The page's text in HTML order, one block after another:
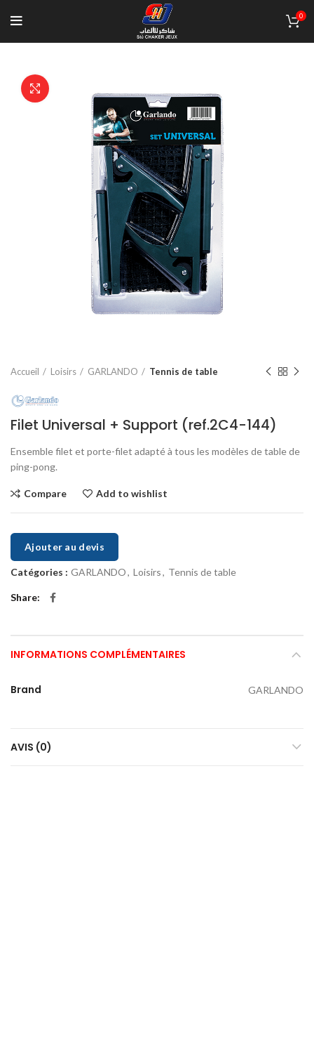
0
Accueil Loisirs GARLANDO Tennis de table
Filet Universal + Support (ref.2C4-144)
Ensemble filet et porte-filet adapté à tous les modèles de table de
ping-pong.
Compare Add to wishlist
Ajouter au devis
Catégories : GARLANDO, Loisirs, Tennis de table
Share
INFORMATIONS COMPLÉMENTAIRES
Brand GARLANDO
AVIS (0)